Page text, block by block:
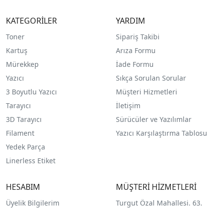
KATEGORİLER
Toner
Kartuş
Mürekkep
Yazıcı
3 Boyutlu Yazıcı
Tarayıcı
3D Tarayıcı
Filament
Yedek Parça
Linerless Etiket
YARDIM
Sipariş Takibi
Arıza Formu
İade Formu
Sıkça Sorulan Sorular
Müşteri Hizmetleri
İletişim
Sürücüler ve Yazılımlar
Yazıcı Karşılaştırma Tablosu
HESABIM
Üyelik Bilgilerim
MÜŞTERİ HİZMETLERİ
Turgut Özal Mahallesi. 63.